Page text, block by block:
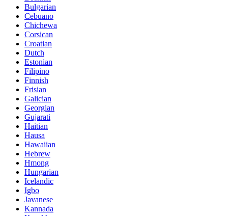
Bulgarian
Cebuano
Chichewa
Corsican
Croatian
Dutch
Estonian
Filipino
Finnish
Frisian
Galician
Georgian
Gujarati
Haitian
Hausa
Hawaiian
Hebrew
Hmong
Hungarian
Icelandic
Igbo
Javanese
Kannada